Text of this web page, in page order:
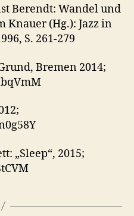
Berendt: Wandel und
(Hg.): Jazz in
S. 261-279
Bremen 2014;
„Sleep“, 2015;